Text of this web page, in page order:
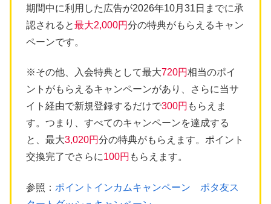
期間中に利用した広告が2026年10月31日までに承
認されると最大2,000円分の特典がもらえるキャン
ペーンです。
※その他、入会特典として最大720円相当のポイ
ントがもらえるキャンペーンがあり、さらに当サ
イト経由で新規登録するだけで300円 もらえま
す。つまり、すべてのキャンペーンを達成する
と、最大3,020円分の特典がもらえます。ポイント
交換完了でさらに100円 もらえます。
参照： ポイントインカムキャンペーン ポタ友ス